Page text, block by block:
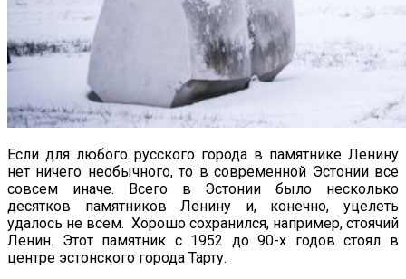
Если для любого русского города в памятнике Ленину
нет ничего необычного, то в современной Эстонии все
совсем иначе. Всего в Эстонии было несколько
десятков памятников Ленину и, конечно, уцелеть
удалось не всем. Хорошо сохранился, например, стоячий
Ленин. Этот памятник с 1952 до 90-х годов стоял в
центре эстонского города Тарту.